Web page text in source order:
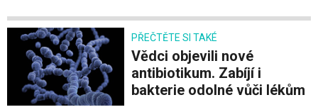
PŘEČTĚTE SI TAKÉ
Vědci objevili nové
antibiotikum. Zabíjí i
bakterie odolné vůči lékům